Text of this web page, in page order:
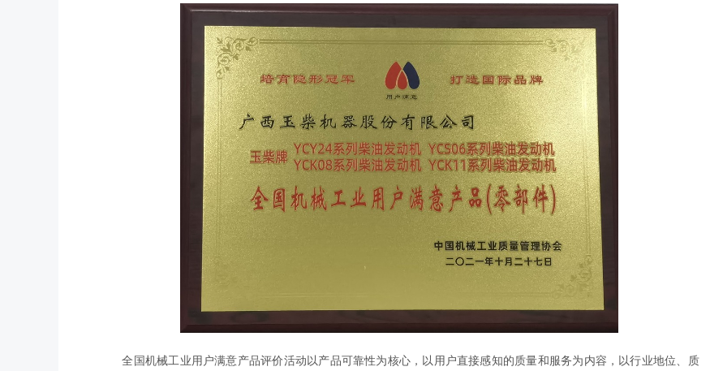
全国机械工业用户满意产品评价活动以产品可靠性为核心，以用户直接感知的质量和服务为内容，以行业地位、质